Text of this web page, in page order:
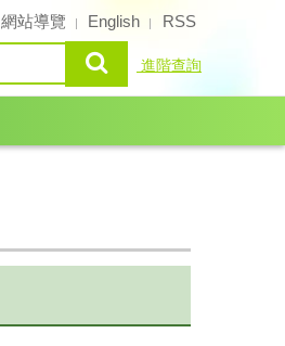
網站導覽 English RSS
查詢 進階查詢